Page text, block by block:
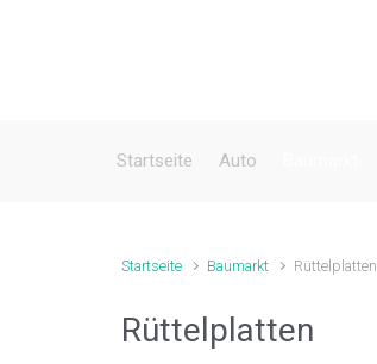
Startseite Auto
Startseite Baumarkt Rüttelplatten
Rüttelplatten